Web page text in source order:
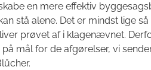
en mere effektiv
stå alene. Det er mindst lige
prøvet af i klagenævnet.
mål for de afgørelser, vi